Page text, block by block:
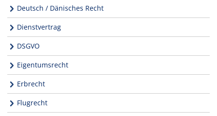
Deutsch / Dänisches Recht
Dienstvertrag
DSGVO
Eigentumsrecht
Erbrecht
Flugrecht